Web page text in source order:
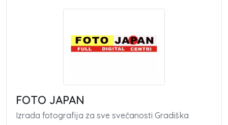
FOTO JAPAN
Izrada fotografija za sve svečanosti Gradiška